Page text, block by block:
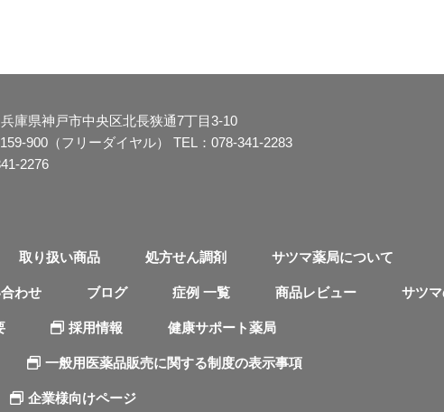
兵庫県神戸市中央区北長狭通7丁目3-10
900（フリーダイヤル） TEL： 078-341-2283
2276
取り扱い商品 処方せん調剤 サツマ薬局について
わせ ブログ 症例 一覧 商品レビュー サツ
採用情報 健康サポート薬局
一般用医薬品販売に関する制度の表示事項
企業様向けページ